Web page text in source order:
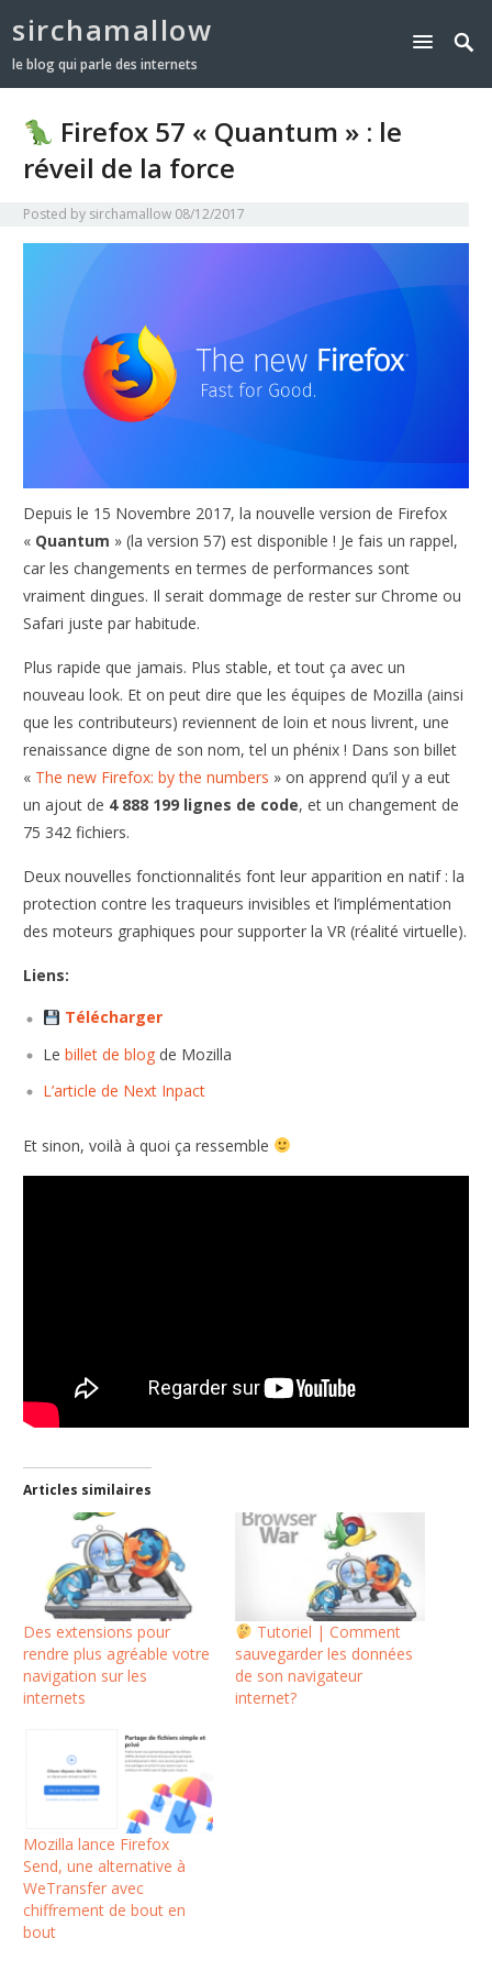
sirchamallow
le blog qui parle des internets
Firefox 57 « Quantum » : le
réveil de la force
Posted by sirchamallow 08/12/2017
Depuis le 15 Novembre 2017, la nouvelle version de Firefox
« Quantum » (la version 57) est disponible ! Je fais un rappel,
car les changements en termes de performances sont
vraiment dingues. Il serait dommage de rester sur Chrome ou
Safari juste par habitude.
Plus rapide que jamais. Plus stable, et tout ça avec un
nouveau look. Et on peut dire que les équipes de Mozilla (ainsi
que les contributeurs) reviennent de loin et nous livrent, une
renaissance digne de son nom, tel un phénix ! Dans son billet
« The new Firefox: by the numbers » on apprend qu’il y a eut
un ajout de 4 888 199 lignes de code, et un changement de
75 342 fichiers.
Deux nouvelles fonctionnalités font leur apparition en natif : la
protection contre les traqueurs invisibles et l’implémentation
des moteurs graphiques pour supporter la VR (réalité virtuelle).
Liens:
Télécharger
Lebillet de blog de Mozilla
L’article de Next Inpact
Et sinon, voilà à quoi ça ressemble
Articles similaires
Des extensions pour
rendre plus agréable votre
navigation sur les
internets
Tutoriel | Comment
sauvegarder les données
de son navigateur
internet?
Mozilla lance Firefox
Send, une alternative à
WeTransfer avec
chiffrement de bout en
bout